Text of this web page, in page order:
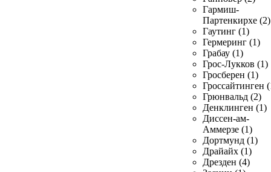
Гармиш-
Партенкирхе (2)
Гаутинг (1)
Гермеринг (1)
Грабау (1)
Грос-Лукков (1)
Гросберен (1)
Гроссайтинген
Грюнвальд (2)
Денклинген (1)
Диссен-ам-
Аммерзе (1)
Дортмунд (1)
Драйайх (1)
Дрезден (4)